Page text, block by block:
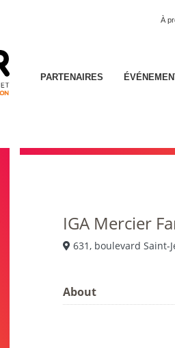
À
PARTENAIRES
IGA Mercier
631, boulevard Saint-
About